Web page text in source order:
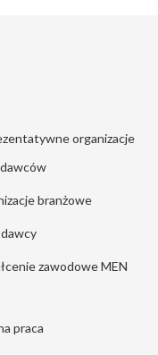
organizacje
branżowe
zawodowe MEN
praca